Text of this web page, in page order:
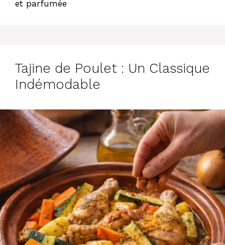
et parfumée
Tajine de Poulet : Un Classique
Indémodable